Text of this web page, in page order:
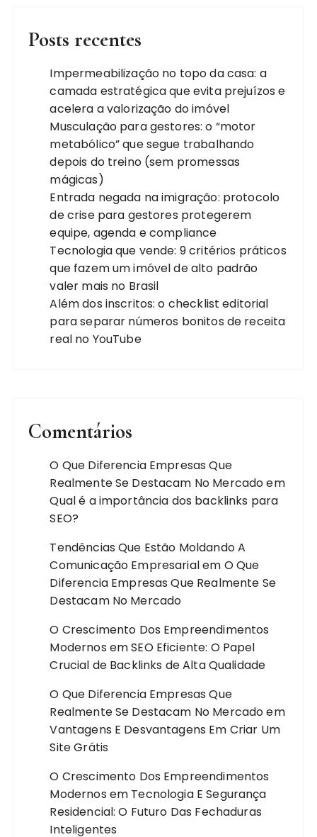
Posts recentes
Impermeabilização no topo da casa: a
camada estratégica que evita prejuízos e
acelera a valorização do imóvel
Musculação para gestores: o “motor
metabólico” que segue trabalhando
depois do treino (sem promessas
mágicas)
Entrada negada na imigração: protocolo
de crise para gestores protegerem
equipe, agenda e compliance
Tecnologia que vende: 9 critérios práticos
que fazem um imóvel de alto padrão
valer mais no Brasil
Além dos inscritos: o checklist editorial
para separar números bonitos de receita
real no YouTube
Comentários
O Que Diferencia Empresas Que
Realmente Se Destacam No Mercadoem
Qual é a importância dos backlinks para
SEO?
Tendências Que Estão Moldando A
Comunicação Empresarialem O Que
Diferencia Empresas Que Realmente Se
Destacam No Mercado
O Crescimento Dos Empreendimentos
Modernos emSEO Eficiente: O Papel
Crucial de Backlinks de Alta Qualidade
O Que Diferencia Empresas Que
Realmente Se Destacam No Mercadoem
Vantagens E Desvantagens Em Criar Um
Site Grátis
O Crescimento Dos Empreendimentos
Modernos em Tecnologia E Segurança
Residencial: O Futuro Das Fechaduras
Inteligentes